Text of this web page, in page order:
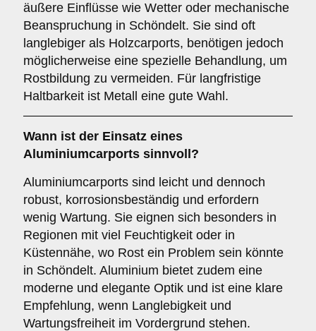
äußere Einflüsse wie Wetter oder mechanische
Beanspruchung in Schöndelt. Sie sind oft
langlebiger als Holzcarports, benötigen jedoch
möglicherweise eine spezielle Behandlung, um
Rostbildung zu vermeiden. Für langfristige
Haltbarkeit ist Metall eine gute Wahl.
Wann ist der Einsatz eines
Aluminiumcarports sinnvoll?
Aluminiumcarports sind leicht und dennoch
robust, korrosionsbeständig und erfordern
wenig Wartung. Sie eignen sich besonders in
Regionen mit viel Feuchtigkeit oder in
Küstennähe, wo Rost ein Problem sein könnte
in Schöndelt. Aluminium bietet zudem eine
moderne und elegante Optik und ist eine klare
Empfehlung, wenn Langlebigkeit und
Wartungsfreiheit im Vordergrund stehen.